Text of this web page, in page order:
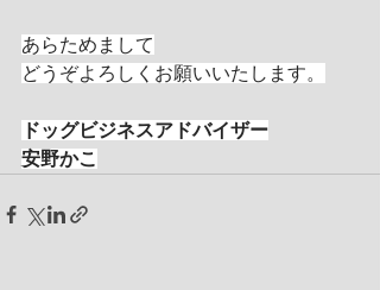
あらためまして
どうぞよろしくお願いいたします。
ドッグビジネスアドバイザー
安野かこ